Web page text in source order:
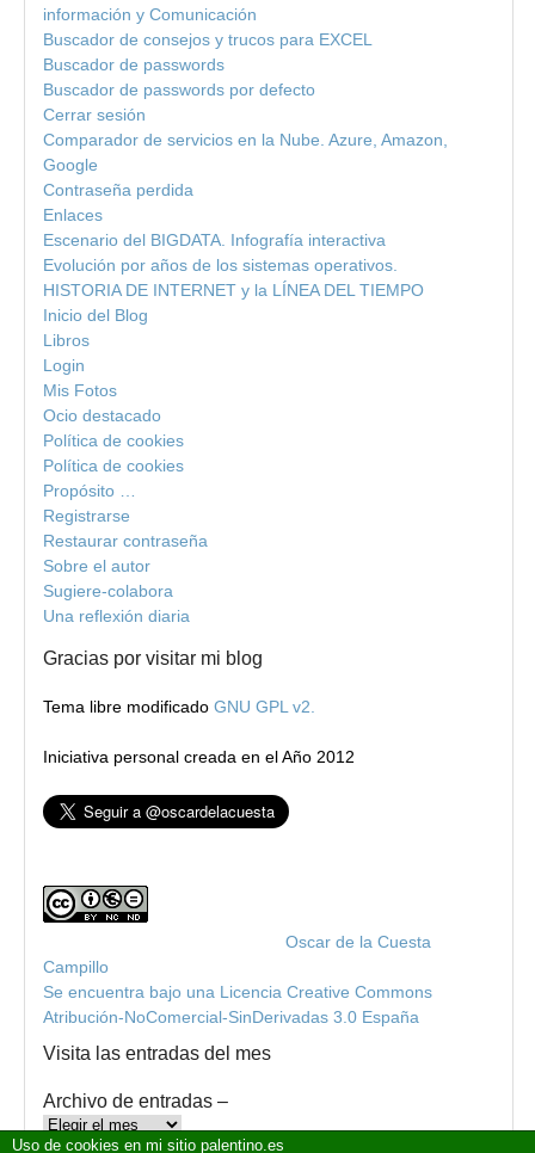
información y Comunicación
Buscador de consejos y trucos para EXCEL
Buscador de passwords
Buscador de passwords por defecto
Cerrar sesión
Comparador de servicios en la Nube. Azure, Amazon,
Google
Contraseña perdida
Enlaces
Escenario del BIGDATA. Infografía interactiva
Evolución por años de los sistemas operativos.
HISTORIA DE INTERNET y la LÍNEA DEL TIEMPO
Inicio del Blog
Libros
Login
Mis Fotos
Ocio destacado
Política de cookies
Política de cookies
Propósito …
Registrarse
Restaurar contraseña
Sobre el autor
Sugiere-colabora
Una reflexión diaria
Gracias por visitar mi blog
Tema libre modificado GNU GPL v2.
Iniciativa personal creada en el Año 2012
Oscar de la Cuesta
Campillo
Se encuentra bajo una Licencia Creative Commons
Atribución-NoComercial-SinDerivadas 3.0 España
Visita las entradas del mes
Archivo de entradas –
Archivo
Uso de cookies en mi sitio palentino.es